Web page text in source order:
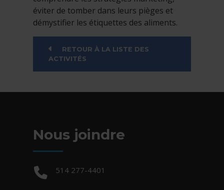
éviter de tomber dans leurs pièges et
démystifier les étiquettes des aliments.
RETOUR À LA LISTE DES
ACTIVITÉS
Nous joindre
Téléphone :
514 277-4401